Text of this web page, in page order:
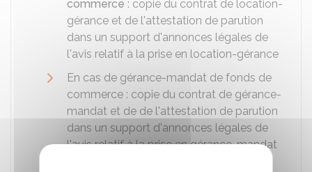
commerce : copie du contrat de location-
gérance et de l'attestation de parution
dans un support d'annonces légales de
l'avis relatif à la prise en location-gérance
En cas de gérance-mandat de fonds de
commerce : copie du contrat de gérance-
mandat et de de l'attestation de parution
dans un support d'annonces légales de
l'avis relatif à la prise en gérance-mandat